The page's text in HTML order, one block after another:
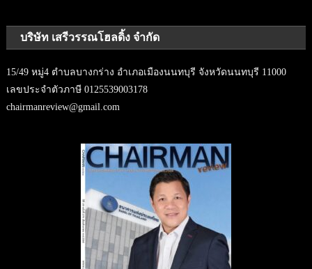
บริษัท เสรีวรรณโฮลดิ้ง จำกัด
15/49 หมู่4 ตำบลบางกร่าง อำเภอเมืองนนทบุรี จังหวัดนนทบุรี 11000
เลขประจำตัวภาษี 0125539003178
chairmanreview@gmail.com